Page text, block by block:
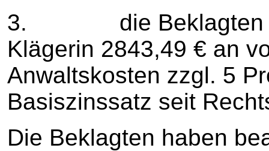
3. die Beklagten zu
Klägerin 2843,49 € an
Anwaltskosten zzgl. 5
Basiszinssatz seit
Die Beklagten haben